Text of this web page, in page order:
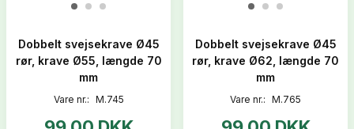
Dobbelt svejsekrave Ø45
rør, krave Ø55, længde 70
mm
Vare nr.: M.745
Dobbelt svejsekrave Ø45
rør, krave Ø62, længde 70
mm
Vare nr.: M.765